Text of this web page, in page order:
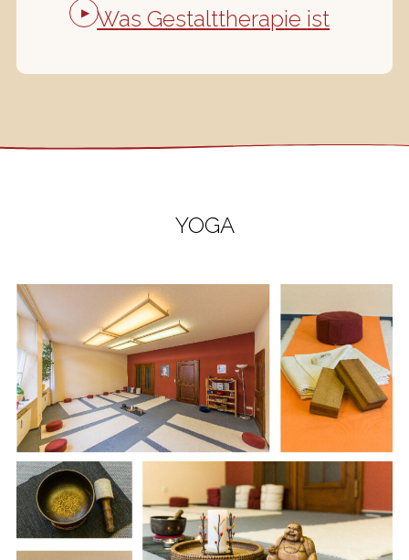
Strategien kommen Methoden der
systemischen Familientherapie zum Einsatz
Was Gestalttherapie ist
YOGA